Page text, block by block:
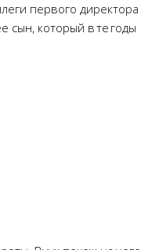
первого директора
сын, который в те годы